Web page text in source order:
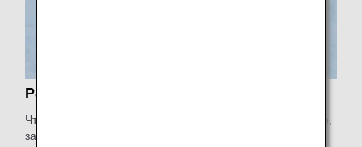
Радость
Что мы можем сделать для обеспечения увлекательного,
захватывающего и вдохновляющего путешествия?